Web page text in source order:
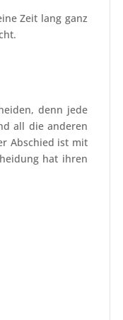
Zeit lang ganz
denn jede
all die anderen
Abschied ist mit
hat ihren